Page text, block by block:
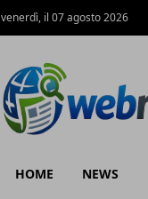
venerdì, il 07 agosto 2026
HOME NEWS